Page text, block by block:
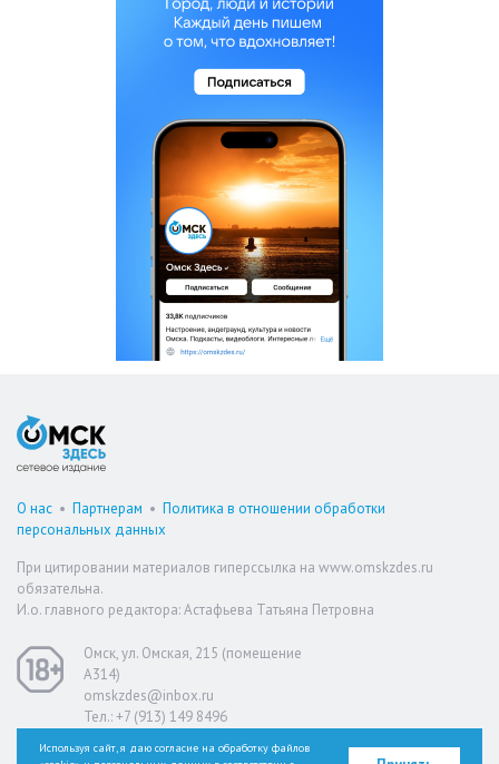
О нас • Партнерам • Политика в отношении обработки
персональных данных
При цитировании материалов гиперссылка на www.omskzdes.ru
обязательна.
И.о. главного редактора: Астафьева Татьяна Петровна
Омск, ул. Омская, 215 (помещение
А314)
omskzdes@inbox.ru
Тел.: +7 (913) 149 8496
Используя сайт, я даю согласие на обработку файлов